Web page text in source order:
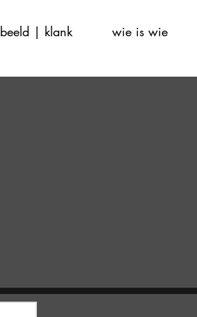
beeld | klank wie is wie